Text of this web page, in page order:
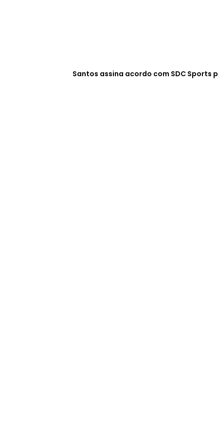
Santos assina acordo com SDC Sports